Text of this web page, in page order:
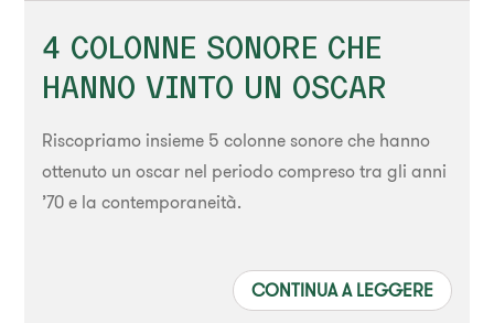
4 COLONNE SONORE CHE
HANNO VINTO UN OSCAR
Riscopriamo insieme 5 colonne sonore che hanno
ottenuto un oscar nel periodo compreso tra gli anni
’70 e la contemporaneità.
CONTINUA A LEGGERE